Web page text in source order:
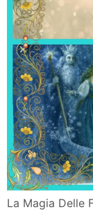
La Magia Delle